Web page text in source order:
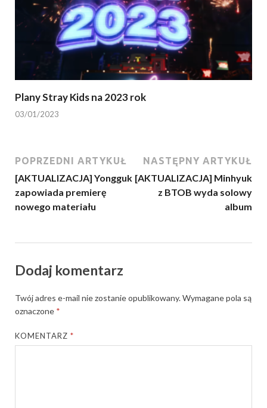
Plany Stray Kids na 2023 rok
03/01/2023
POPRZEDNI ARTYKUŁ
[AKTUALIZACJA] Yongguk
zapowiada premierę
nowego materiału
NASTĘPNY ARTYKUŁ
[AKTUALIZACJA] Minhyuk
z BTOB wyda solowy
album
Dodaj komentarz
Twój adres e-mail nie zostanie opublikowany.Wymagane pola są
oznaczone *
KOMENTARZ*